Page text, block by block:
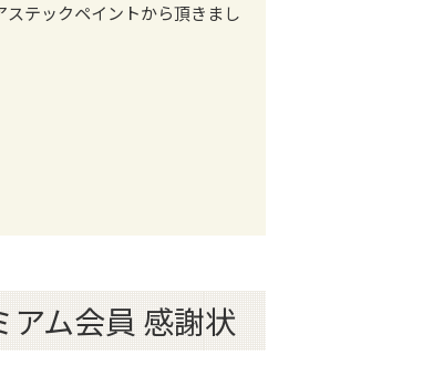
ステックペイントから頂きまし
ム会員 感謝状